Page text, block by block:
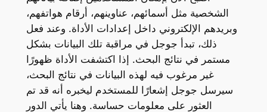
الشخصية مثل أسمائهم، عناوينهم، أرقام هواتفهم،
وبريدهم الإلكتروني داخل إعدادات الأداة. وعند فعل
ذلك، تبدأ جوجل في مراقبة تلك البيانات بشكل
مستمر في نتائج البحث. إذا اكتشفت الأداة ظهورًا
غير مرغوب فيه لهذه البيانات في نتائج البحث،
سيرسل جوجل إشعارًا للمستخدم ليخبره أنه قد تم
العثور على معلومات حساسة. وهنا يأتي الدور